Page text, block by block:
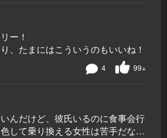
ー！
、たまにはこういうのもいいね！
99+
4
んだけど、彼氏いるのに食事会行
して乗り換える女性は苦手だな…